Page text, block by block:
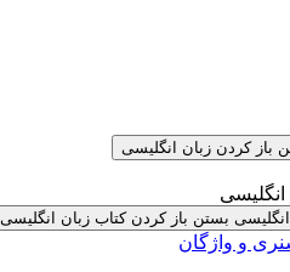
باز کردن زبان انگلیسی
بستن باز کردن کتاب زبان انگلیسی
و واژگان